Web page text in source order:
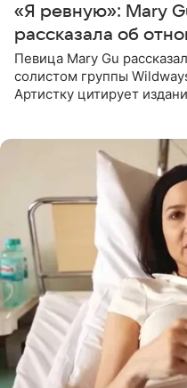
«Я ревную»: Mary
рассказала об
Певица Mary Gu
солистом группы
Артистку цитирует